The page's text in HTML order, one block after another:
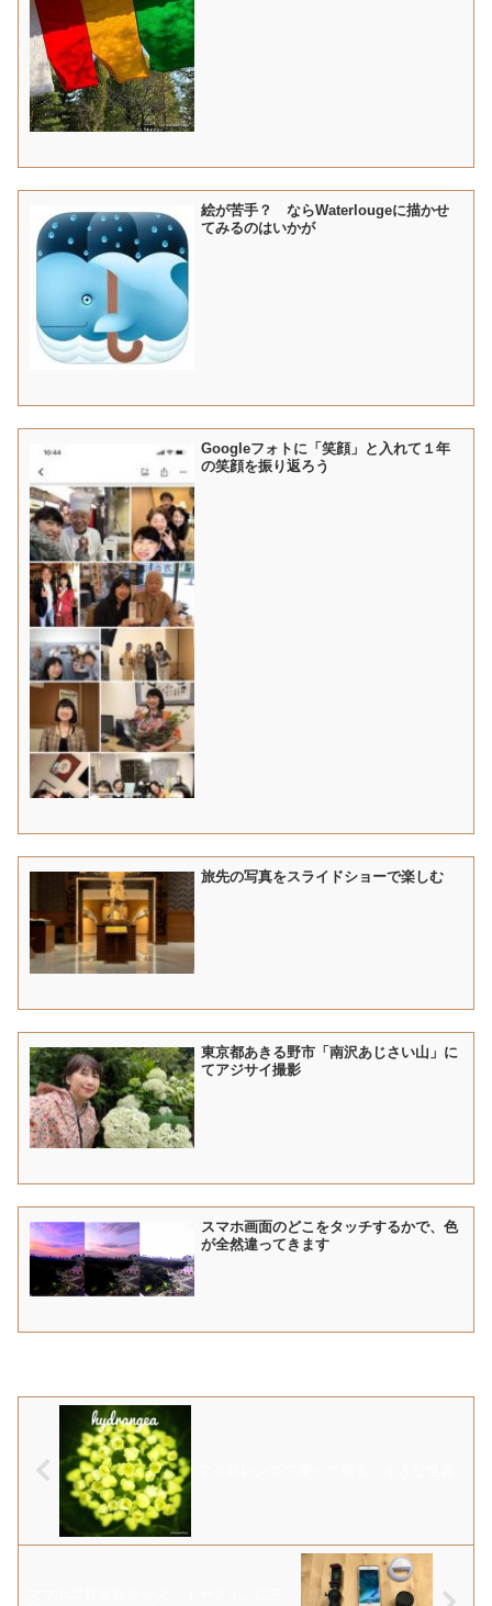
絵が苦手？ ならWaterlougeに描かせ
てみるのはいかが
Googleフォトに「笑顔」と入れて１年
の笑顔を振り返ろう
旅先の写真をスライドショーで楽しむ
東京都あきる野市「南沢あじさい山」に
てアジサイ撮影
スマホ画面のどこをタッチするかで、色
が全然違ってきます